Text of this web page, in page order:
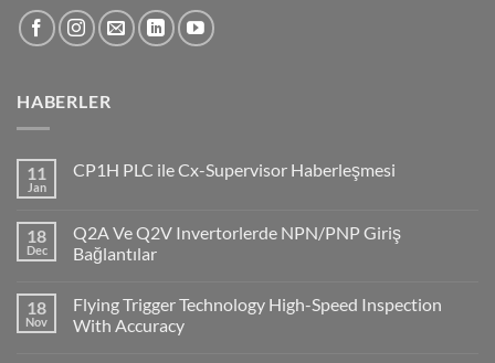
HABERLER
11
Jan
CP1H PLC ile Cx-Supervisor Haberleşmesi
CP1H
PLC
ile
Haberleşmesi
18
Dec
Q2A Ve Q2V Invertorlerde NPN/PNP Giriş
Bağlantılar
on
Q2A
Ve
18
Nov
Flying Trigger Technology High-Speed Inspection
With Accuracy